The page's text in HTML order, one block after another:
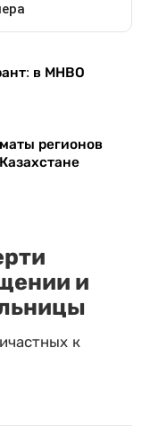
в МНВО
регионов
и
к